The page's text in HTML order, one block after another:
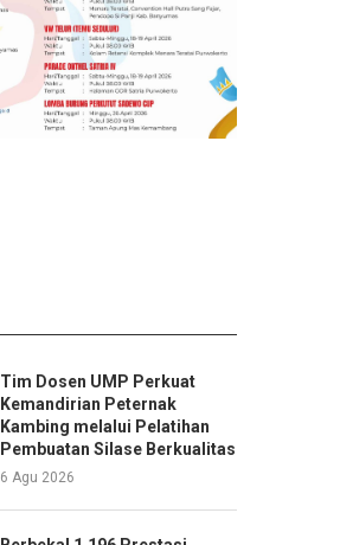
Tim Dosen UMP Perkuat
Kemandirian Peternak
Kambing melalui Pelatihan
Pembuatan Silase Berkualitas
6 Agu 2026